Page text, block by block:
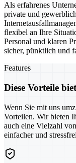
Als erfahrenes
private und
flexibel an Ihre
Personal und klaren
sicher, pünktlich und
Features
Diese Vorteile
Wenn Sie mit uns
Vorteilen. Wir bieten
auch eine Vielzahl
einfacher und